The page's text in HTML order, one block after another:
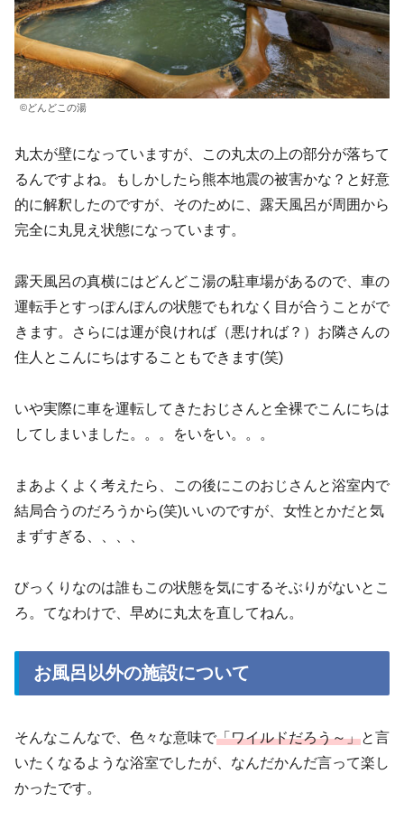
©どんどこの湯
丸太が壁になっていますが、この丸太の上の部分が落ちて
るんですよね。もしかしたら熊本地震の被害かな？と好意
的に解釈したのですが、そのために、露天風呂が周囲から
完全に丸見え状態になっています。
露天風呂の真横にはどんどこ湯の駐車場があるので、車の
運転手とすっぽんぽんの状態でもれなく目が合うことがで
きます。さらには運が良ければ（悪ければ？）お隣さんの
住人とこんにちはすることもできます(笑)
いや実際に車を運転してきたおじさんと全裸でこんにちは
してしまいました。。。をいをい。。。
まあよくよく考えたら、この後にこのおじさんと浴室内で
結局合うのだろうから(笑)いいのですが、女性とかだと気
まずすぎる、、、、
びっくりなのは誰もこの状態を気にするそぶりがないとこ
ろ。てなわけで、早めに丸太を直してねん。
お風呂以外の施設について
そんなこんなで、色々な意味で「ワイルドだろう～」と言
いたくなるような浴室でしたが、なんだかんだ言って楽し
かったです。